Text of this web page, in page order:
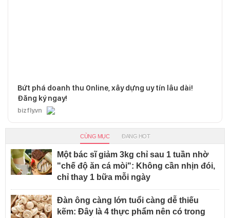
Bứt phá doanh thu Online, xây dựng uy tín lâu dài!
Đăng ký ngay!
bizfly.vn
CÙNG MỤC ĐANG HOT
Một bác sĩ giảm 3kg chỉ sau 1 tuần nhờ
"chế độ ăn cá mòi": Không cần nhịn đói,
chỉ thay 1 bữa mỗi ngày
Đàn ông càng lớn tuổi càng dễ thiếu
kẽm: Đây là 4 thực phẩm nên có trong